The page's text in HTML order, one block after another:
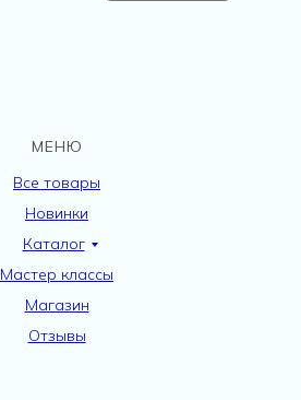
МЕНЮ
Все товары
Новинки
Каталог
Мастер классы
Магазин
Отзывы